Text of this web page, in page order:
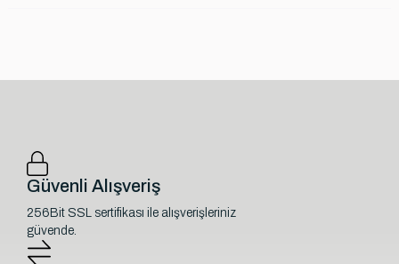
Güvenli Alışveriş
256Bit SSL sertifikası ile alışverişleriniz
güvende.